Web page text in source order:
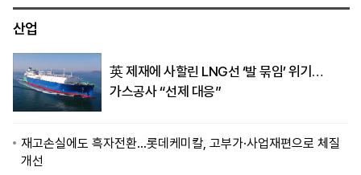
산업
英 제재에 사할린 LNG선 ‘발 묶임’ 위기…
가스공사 “선제 대응”
재고손실에도 흑자전환…롯데케미칼, 고부가·사업재편으로 체질
개선